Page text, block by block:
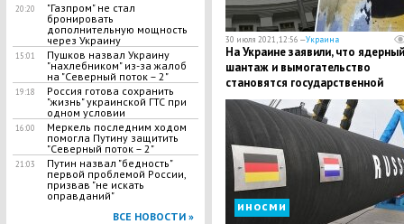
20:20
"Газпром" не стал
бронировать
дополнительную мощность
через Украину
15:01
Пушков назвал Украину
"нахлебником" из-за жалоб
на "Северный поток – 2"
19:18
Россия готова сохранить
"жизнь" украинской ГТС при
одном условии
16:00
Меркель последним ходом
помогла Путину защитить
"Северный поток – 2"
21:03
Путин назвал "бедность"
первой проблемой России,
призвав "не искать
оправданий"
ВСЕ НОВОСТИ »
30 июля 2021, 12:56 —Украина
На Украине заявили, что ядерный
шантаж и вымогательство
становятся государственной
политикой
иносми